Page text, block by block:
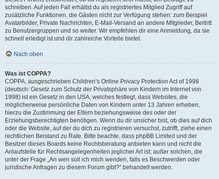
schreiben. Auf jeden Fall erhältst du als registriertes Mitglied Zugriff auf
zusätzliche Funktionen, die Gästen nicht zur Verfügung stehen: zum Beispiel
Avatarbilder, Private Nachrichten, E-Mail-Versand an andere Mitglieder, Beitritt
zu Benutzergruppen und so weiter. Wir empfehlen dir eine Anmeldung, da sie
schnell erledigt ist und dir zahlreiche Vorteile bietet.
Nach oben
Was ist COPPA?
COPPA, ausgeschrieben Children’s Online Privacy Protection Act of 1998
(deutsch: Gesetz zum Schutz der Privatsphäre von Kindern im Internet von
1998) ist ein Gesetz in den USA, welches festlegt, dass Websites, die
möglicherweise persönliche Daten von Kindern unter 13 Jahren erheben,
hierzu die Zustimmung der Eltern beziehungsweise des oder der
Erziehungsberechtigten benötigen. Wenn du dir unsicher bist, ob dies auf dich
oder die Website, auf der du dich zu registrieren versuchst, zutrifft, ziehe einen
rechtlichen Beistand zu Rate. Bitte beachte, dass phpBB Limited und der
Besitzer dieses Boards keine Rechtsberatung anbieten kann und nicht die
Anlaufstelle für Rechtsangelegenheiten jeglicher Art ist; außer solchen, die
unter der Frage „An wen soll ich mich wenden, falls es Beschwerden oder
juristische Anfragen zu diesem Forum gibt?“ behandelt werden.